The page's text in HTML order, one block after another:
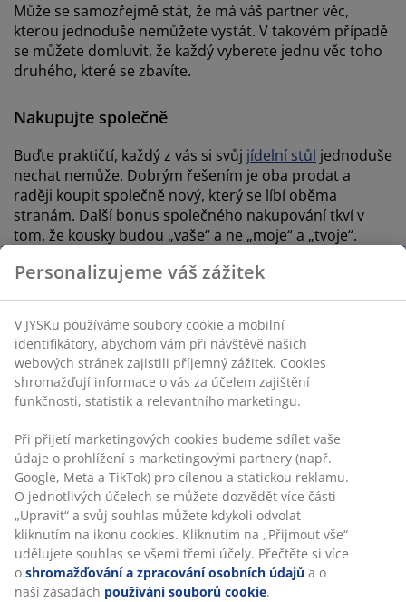
Může se samozřejmě stát, že má váš partner věc,
kterou jednoduše nemůžete vystát. V takovém případě
se můžete domluvit, že každý vyberete jednu věc toho
druhého, které se zbavíte.
Nakupujte společně
Buďte praktičtí, každý z vás si svůj jídelní stůl jednoduše
nechat nemůže. Dobrým řešením je oba prodat a
raději koupit společně nový, který se líbí oběma
stranám. Další bonus společného nakupování tkví v
tom, že kousky budou „vaše“ a ne „moje“ a „tvoje“.
Personalizujeme váš zážitek
V JYSKu používáme soubory cookie a mobilní
identifikátory, abychom vám při návštěvě našich
webových stránek zajistili příjemný zážitek. Cookies
shromažďují informace o vás za účelem zajištění
funkčnosti, statistik a relevantního marketingu.
Při přijetí marketingových cookies budeme sdílet vaše
údaje o prohlížení s marketingovými partnery (např.
Google, Meta a TikTok) pro cílenou a statickou reklamu.
O jednotlivých účelech se můžete dozvědět více části
„Upravit“ a svůj souhlas můžete kdykoli odvolat
kliknutím na ikonu cookies. Kliknutím na „Přijmout vše“
udělujete souhlas se všemi třemi účely. Přečtěte si více
o shromažďování a zpracování osobních údajů a o
naší zásadách používání souborů cookie.